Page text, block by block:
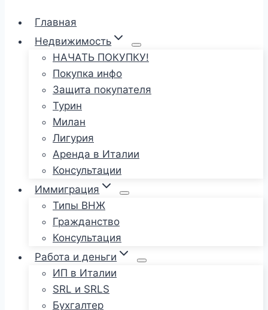
Главная
Недвижимость
НАЧАТЬ ПОКУПКУ!
Покупка инфо
Защита покупателя
Турин
Милан
Лигурия
Аренда в Италии
Консультации
Иммиграция
Типы ВНЖ
Гражданство
Консультация
Работа и деньги
ИП в Италии
SRL и SRLS
Бухгалтер